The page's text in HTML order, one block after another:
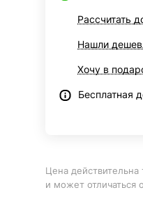
Рассчитать
Нашли
Хочу в
Бесплатная
Цена действительна
и может отличаться